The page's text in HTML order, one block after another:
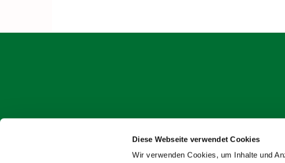
Diese Webseite verwendet Cookies
Wir verwenden Cookies, um Inhalte und
online-Redaktion: